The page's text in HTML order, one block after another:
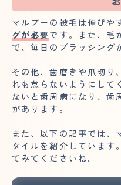
マルプーの被毛は伸びや
グが必要 です。また、毛
で、毎日のブラッシング
その他、歯磨きや爪切り
れも怠らないようにして
ないと歯周病になり、歯
があります。
また、以下の記事では、
タイルを紹介しています
てみてくださいね。